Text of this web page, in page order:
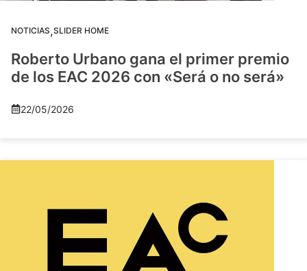
NOTICIAS,SLIDER HOME
Roberto Urbano gana el primer premio
de los EAC 2026 con «Será o no será»
22/05/2026